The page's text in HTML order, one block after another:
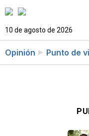
10 de agosto de 2026
Opinión Punto de